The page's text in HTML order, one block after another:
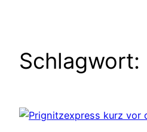
Schlagwort: